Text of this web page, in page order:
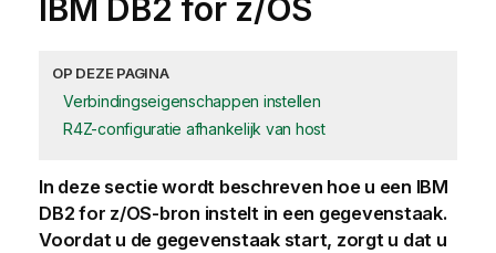
IBM DB2 for z/OS
OP DEZE PAGINA
Verbindingseigenschappen instellen
R4Z-configuratie afhankelijk van host
In deze sectie wordt beschreven hoe u een IBM
DB2 for z/OS-bron instelt in een gegevenstaak.
Voordat u de gegevenstaak start, zorgt u dat u